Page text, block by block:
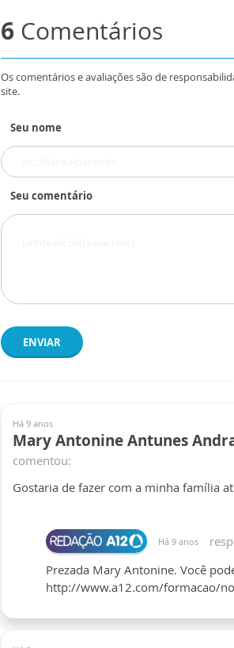
6 Comentários
Os comentários e avaliações são de
site.
Seu nome
Seu comentário
ENVIAR
Há 9 anos
Mary Antonine Antunes
comentou:
Gostaria de fazer com a minha família
Há 9 anos
Prezada Mary Antonine. Você
http://www.a12.com/formacao/